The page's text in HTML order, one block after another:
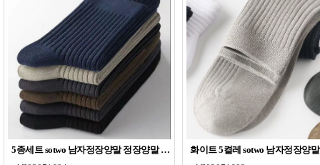
5종세트 sotwo 남자정장양말 정장양말 양말 남성중목양말 남성양말 골지
화이트 5켤레 sotwo 남자정장양